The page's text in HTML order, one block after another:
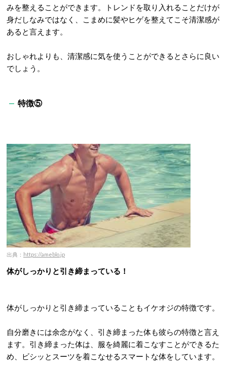
みを整えることができます。トレンドを取り入れることだけが
身だしなみではなく、こまめに髪やヒゲを整えてこそ清潔感が
あると言えます。
おしゃれよりも、清潔感に気を使うことができるとさらに良い
でしょう。
特徴⑤
出典： https://ameblo.jp
体がしっかりと引き締まっている！
体がしっかりと引き締まっていることもイケオジの特徴です。
自分磨きには余念がなく、引き締まった体も彼らの特徴と言え
ます。引き締まった体は、服を綺麗に着こなすことができるた
め、ビシッとスーツを着こなせるスマートな体をしています。